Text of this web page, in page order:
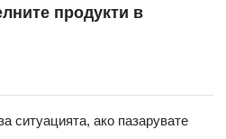
продукти в
ситуацията, ако пазарувате